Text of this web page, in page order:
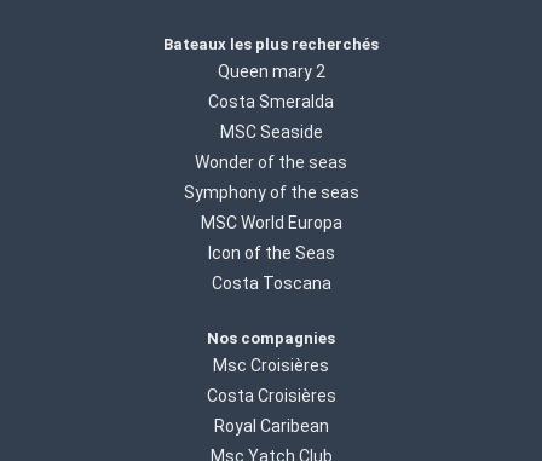
Bateaux les plus recherchés
Queen mary 2
Costa Smeralda
MSC Seaside
Wonder of the seas
Symphony of the seas
MSC World Europa
Icon of the Seas
Costa Toscana
Nos compagnies
Msc Croisières
Costa Croisières
Royal Caribean
Msc Yatch Club